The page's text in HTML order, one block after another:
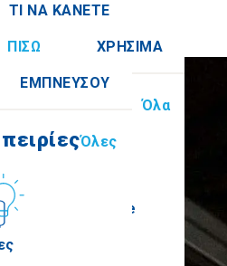
ΤΙ ΝΑ ΚΑΝΕΤΕ
ΠΙΣΩ ΧΡΗΣΙΜΑ
Όλα
How to get there
ΕΜΠΝΕΥΣΟΥ
Όλες